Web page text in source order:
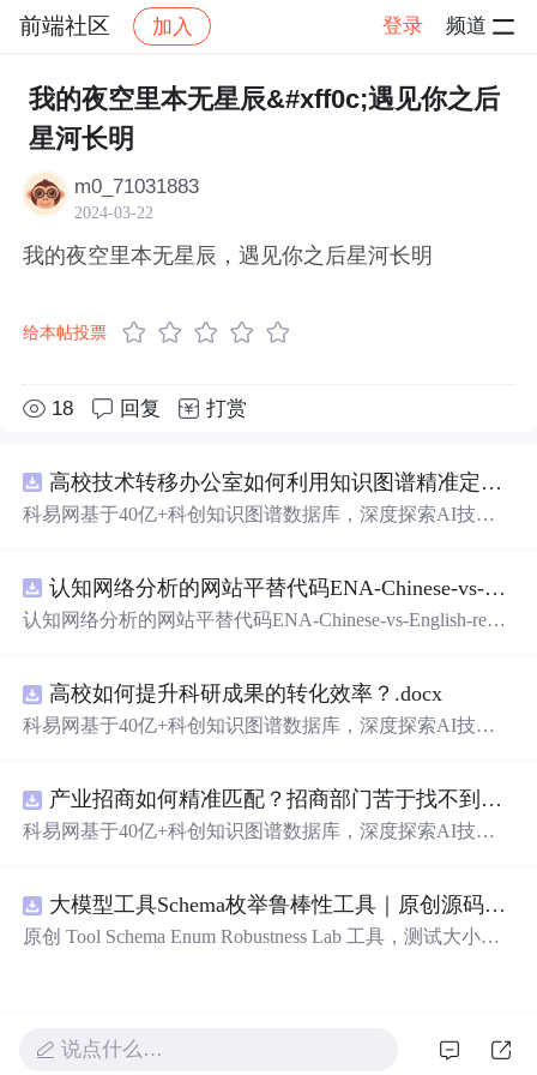
前端社区 加入 登录 频道
社区 前端社区 感慨 帖子详情
我的夜空里本无星辰&#xff0c;遇见你之后
星河长明
m0_71031883
2024-03-22
我的夜空里本无星辰，遇见你之后星河长明
给本帖投票
18 回复 打赏
高校技术转移办公室如何利用知识图谱精准定位产业需求与技术适配点？.docx
科易网基于40亿+科创知识图谱数据库，深度探索AI技术
新领域的AI+数智化解决方案，推动科技创新与产业创新
智能化发展。
认知网络分析的网站平替代码ENA-Chinese-vs-English-reproducible.zip
认知网络分析的网站平替代码ENA-Chinese-vs-English-repro
高校如何提升科研成果的转化效率？.docx
科易网基于40亿+科创知识图谱数据库，深度探索AI技术
新领域的AI+数智化解决方案，推动科技创新与产业创新
智能化发展。
产业招商如何精准匹配？招商部门苦于找不到符合产业链补链强链方向的目标企业怎么办？.docx
科易网基于40亿+科创知识图谱数据库，深度探索AI技术
新领域的AI+数智化解决方案，推动科技创新与产业创新
智能化发展。
大模型工具Schema枚举鲁棒性工具｜原创源码+测试+离线报告
原创 Tool Schema Enum Robustness Lab 工具，测试大小
真实运行效果图、README、运行说明、功能清单、MIT
License 及原创与授权声明。运行时零第三方依赖，不包含
说点什么…